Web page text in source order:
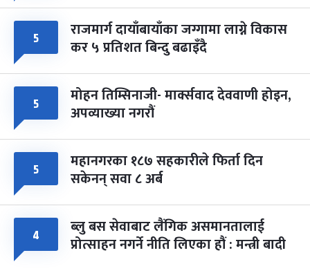
५ राजमार्ग दायाँबायाँका जग्गामा लाग्ने विकास
कर ५ प्रतिशत बिन्दु बढाइँदै
५ मोहन तिम्सिनाजी- मार्क्सवाद देववाणी होइन,
अपव्याख्या नगरौं
५ महानगरका १८७ सहकारीले फिर्ता दिन
सकेनन् सवा ८ अर्ब
४ ब्लु बस सेवाबाट लैंगिक असमानतालाई
प्रोत्साहन नगर्ने नीति लिएका हौं : मन्त्री बादी